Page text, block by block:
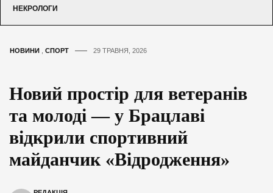
НЕКРОЛОГИ
НОВИНИ СПОРТ 29 ТРАВНЯ, 2026
Новий простір для ветеранів
та молоді — у Брацлаві
відкрили спортивний
майданчик «Відродження»